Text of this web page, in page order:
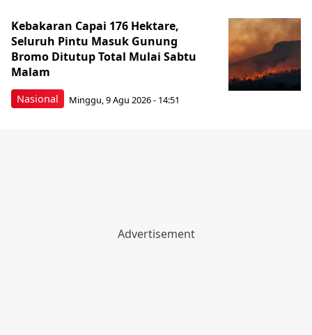
Nasional
Kebakaran Capai 176 Hektare,
Seluruh Pintu Masuk Gunung
Bromo Ditutup Total Mulai Sabtu
Malam
Minggu, 9 Agu 2026 - 14:51